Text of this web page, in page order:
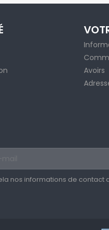
Avoirs
nos informations de contact